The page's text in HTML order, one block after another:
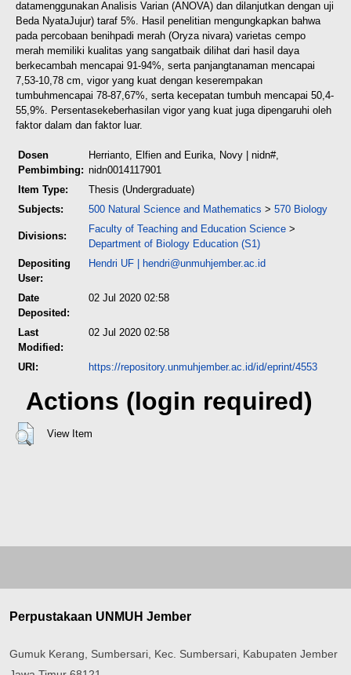
datamenggunakan Analisis Varian (ANOVA) dan dilanjutkan dengan uji
Beda NyataJujur) taraf 5%. Hasil penelitian mengungkapkan bahwa
pada percobaan benihpadi merah (Oryza nivara) varietas cempo
merah memiliki kualitas yang sangatbaik dilihat dari hasil daya
berkecambah mencapai 91-94%, serta panjangtanaman mencapai
7,53-10,78 cm, vigor yang kuat dengan keserempakan
tumbuhmencapai 78-87,67%, serta kecepatan tumbuh mencapai 50,4-
55,9%. Persentasekeberhasilan vigor yang kuat juga dipengaruhi oleh
faktor dalam dan faktor luar.
Dosen
Pembimbing:
Herrianto, Elfien and Eurika, Novy | nidn#,
nidn0014117901
Item Type:
Thesis (Undergraduate)
Subjects:
500 Natural Science and Mathematics > 570 Biology
Divisions:
Faculty of Teaching and Education Science >
Department of Biology Education (S1)
Depositing
User:
Hendri UF | hendri@unmuhjember.ac.id
Date
Deposited:
02 Jul 2020 02:58
Last
Modified:
02 Jul 2020 02:58
URI: https://repository.unmuhjember.ac.id/id/eprint/4553
Actions (login required)
View Item
Perpustakaan UNMUH Jember
Gumuk Kerang, Sumbersari, Kec. Sumbersari, Kabupaten Jember